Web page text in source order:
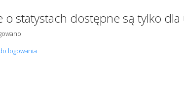
o statystach dostępne są tylko
logowania